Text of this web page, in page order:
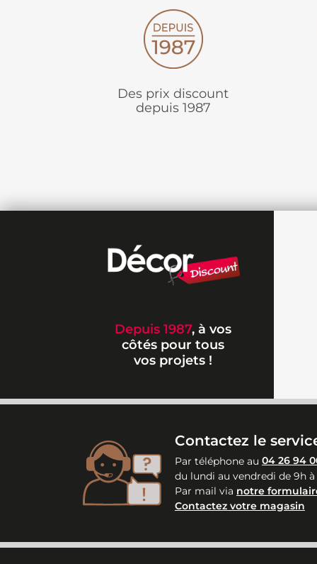
Des prix discount
depuis 1987
Depuis 1987, à vos
côtés pour tous
vos projets !
Contactez le
Par téléphone au 04 26 94
du lundi au vendredi de 9h à
Par mail via notre
Contactez votre magasin